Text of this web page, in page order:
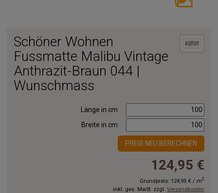
Schöner Wohnen
Fussmatte Malibu Vintage
Anthrazit-Braun 044 |
Wunschmass
Länge in cm
Breite in cm
PREIS NEU BERECHNEN
124,95 €
Grundpreis: 124,95 € / m2
inkl. ges. MwSt. zzgl. Versandkosten